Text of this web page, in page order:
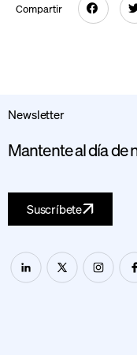
Compartir
Newsletter
Mantente al día de
Suscríbete